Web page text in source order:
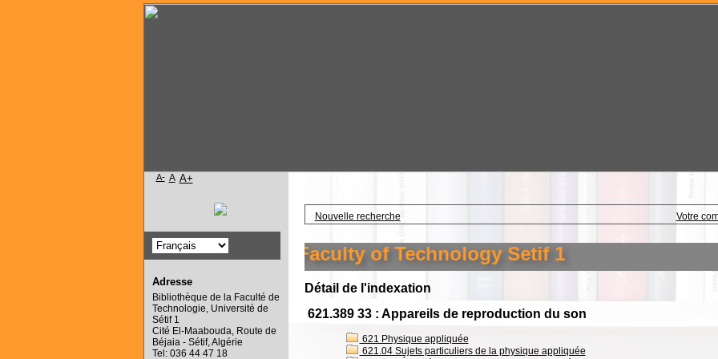
Nouvelle recherche Votre
to the library of the Faculty of Technology Setif 1
Détail de l'indexation
621.389 33 : Appareils de reproduction du son
621 Physique appliquée
621.04 Sujets particuliers de la physique appliquée
Accueil
A- A A+
Adresse
Bibliothèque de la Faculté de
Technologie, Université de
Sétif 1
Cité El-Maabouda, Route de
Béjaia - Sétif, Algérie
Tel: 036 44 47 18